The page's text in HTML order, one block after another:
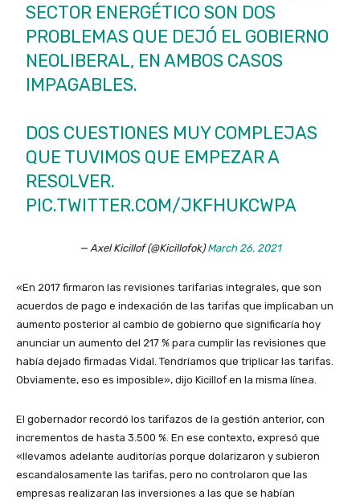
SECTOR ENERGÉTICO SON DOS
PROBLEMAS QUE DEJÓ EL GOBIERNO
NEOLIBERAL, EN AMBOS CASOS
IMPAGABLES.
DOS CUESTIONES MUY COMPLEJAS
QUE TUVIMOS QUE EMPEZAR A
RESOLVER.
PIC.TWITTER.COM/JKFHUKCWPA
— Axel Kicillof (@Kicillofok)March 26, 2021
«En 2017 firmaron las revisiones tarifarias integrales, que son
acuerdos de pago e indexación de las tarifas que implicaban un
aumento posterior al cambio de gobierno que significaría hoy
anunciar un aumento del 217 % para cumplir las revisiones que
había dejado firmadas Vidal. Tendríamos que triplicar las tarifas.
Obviamente, eso es imposible», dijo Kicillof en la misma línea.
El gobernador recordó los tarifazos de la gestión anterior, con
incrementos de hasta 3.500 %. En ese contexto, expresó que
«llevamos adelante auditorías porque dolarizaron y subieron
escandalosamente las tarifas, pero no controlaron que las
empresas realizaran las inversiones a las que se habían